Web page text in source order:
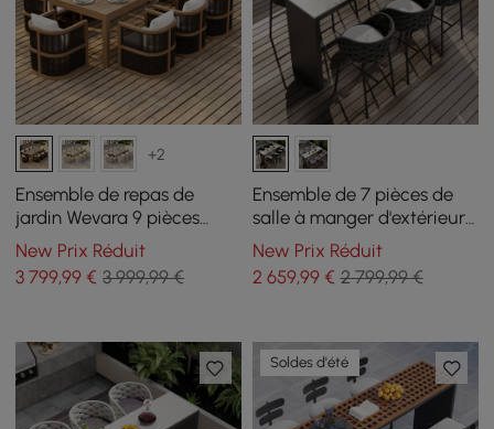
+2
Ensemble de repas de
jardin Wevara 9 pièces
avec 8 chaises en corde
tressée
New Prix Réduit
3 799,99 € 3 999,99 €
Ensemble de 7 pièces de
salle à manger d'extérieur
en pierre frittée et
aluminium avec 6
tabourets de bar gris foncé
New Prix Réduit
2 659,99€ 2 799,99 €
Soldes d'été